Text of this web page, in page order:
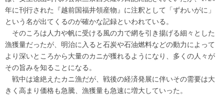
年に刊行された『越前国福井領産物』に注釈として「ずわいがに」
という名が出てくるのが確かな記録といわれている。
そのころは人力や帆に受ける風の力で網を引き揚げる細々とした
漁獲量だったが、明治に入ると石炭や石油燃料などの動力によって
より深いところから大量のカニが獲れるようになり、多くの人々が
その旨みを知ることになる。
戦中は途絶えたカニ漁だが、戦後の経済発展に伴いその需要は大
きく高まり価格も急騰、漁獲量も急速に増大していった。